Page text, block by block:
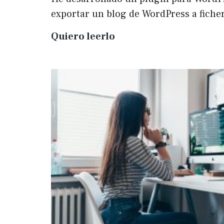
exportar un blog de WordPress a
Quiero leerlo
exportar
WP
a
Markdown